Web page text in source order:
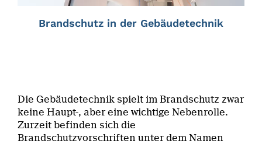
Brandschutz in der Gebäudetechnik
Die Gebäudetechnik spielt im Brandschutz zwar
keine Haupt-, aber eine wichtige Nebenrolle.
Zurzeit befinden sich die
Brandschutzvorschriften unter dem Namen